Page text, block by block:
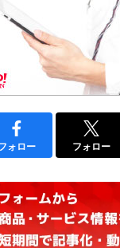
ォロー フォロー